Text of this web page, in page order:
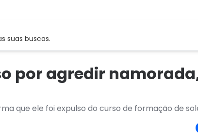
suas buscas.
por agredir
que ele foi expulso do curso de formação de